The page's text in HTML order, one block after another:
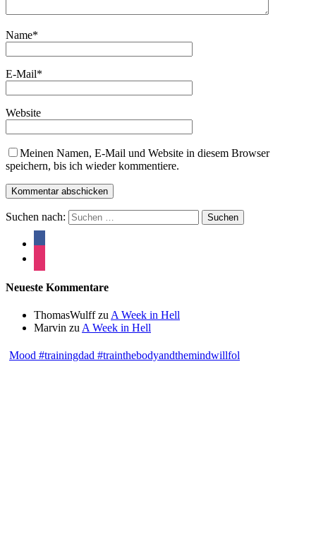
Name*
E-Mail*
Website
Meinen Namen, E-Mail und Website in diesem Browser
speichern, bis ich wieder kommentiere.
Suchen nach:
Neueste Kommentare
ThomasWulffzu A Week in Hell
Marvin zu A Week in Hell
Mood #trainingdad #trainthebodyandthemindwillfol